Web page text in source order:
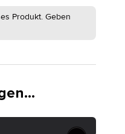
Produkt. Geben